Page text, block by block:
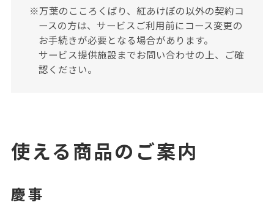
※万葉のこころくばり、紅あけぼの以外の契約コ
ースの⽅は、サービスご利⽤前にコース変更の
お⼿続きが必要となる場合があります。
サービス提供施設までお問い合わせの上、ご確
認ください。
使える商品のご案内
慶事